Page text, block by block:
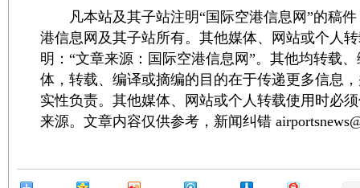
凡本站及其子站注明“国际空港信息网”的稿件
港信息网及其子站所有。其他媒体、网站或个人
明：“文章来源：国际空港信息网”。其他均转载
体，转载、编译或摘编的目的在于传递更多信息
实性负责。其他媒体、网站或个人转载使用时必
来源。文章内容仅供参考，新闻纠错